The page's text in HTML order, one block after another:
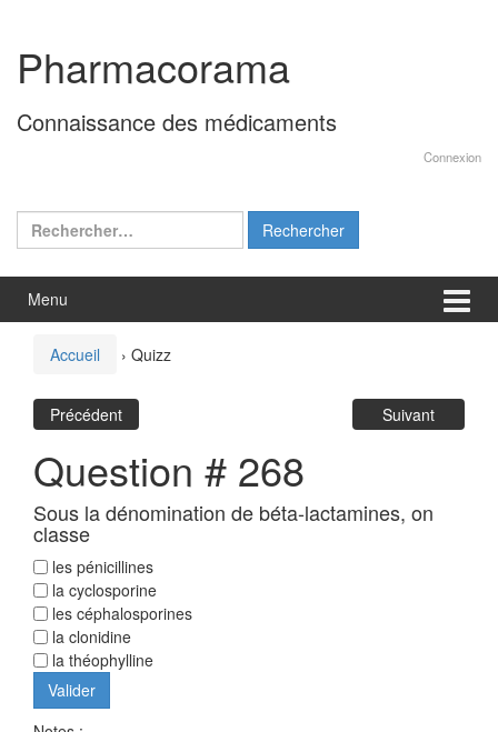
contenu
menu
principal
Pharmacorama
Connaissance des médicaments
Connexion
Rechercher :
Menu
Accueil › Quizz
Précédent Suivant
Question # 268
Sous la dénomination de béta-lactamines, on
classe
les pénicillines
la cyclosporine
les céphalosporines
la clonidine
la théophylline